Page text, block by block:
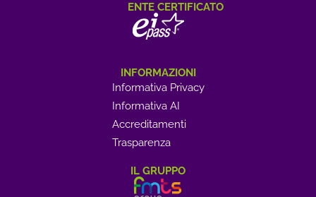
ENTE CERTIFICATO
INFORMAZIONI
Informativa Privacy
Informativa AI
Accreditamenti
Trasparenza
IL GRUPPO